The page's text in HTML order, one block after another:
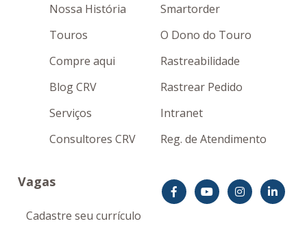
Nossa História
Touros
Compre aqui
Blog CRV
Serviços
Consultores CRV
Smartorder
O Dono do Touro
Rastreabilidade
Rastrear Pedido
Intranet
Reg. de Atendimento
Vagas
Cadastre seu currículo